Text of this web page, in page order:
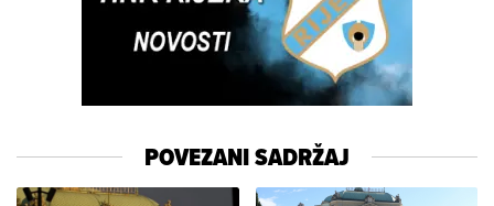
POVEZANI SADRŽAJ